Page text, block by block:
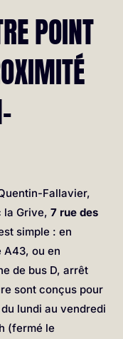
POINT
Fallavier,
la Grive, 7 rue des
simple : en
A43, ou en
de bus D, arrêt
sont conçus pour
lundi au vendredi
(fermé le